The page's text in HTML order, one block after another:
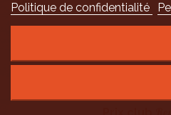
Politique de confidentialité